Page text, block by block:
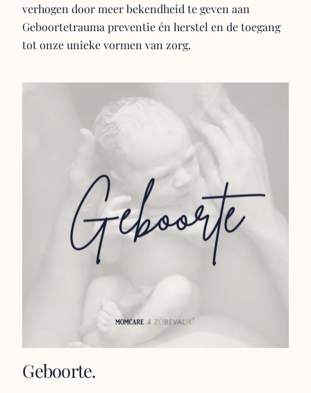
verhogen door meer bekendheid te geven aan
Geboortetrauma preventie én herstel en de toegang
tot onze unieke vormen van zorg.
Geboorte.